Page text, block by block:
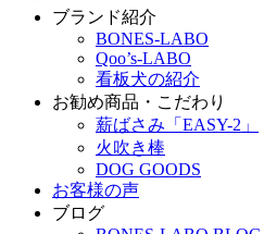
ブランド紹介
BONES-LABO
Qoo’s-LABO
看板犬の紹介
お勧め商品・こだわり
薪ばさみ「EASY-2」
火吹き棒
DOG GOODS
お客様の声
ブログ